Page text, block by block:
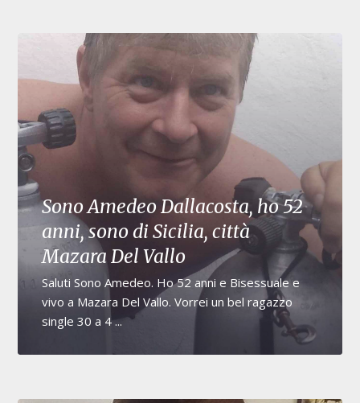
Sono Amedeo Dallacosta, ho 52
anni, sono di Sicilia, città
Mazara Del Vallo
Saluti Sono Amedeo. Ho 52 anni e Bisessuale e
vivo a Mazara Del Vallo. Vorrei un bel ragazzo
single 30 a 4 ...